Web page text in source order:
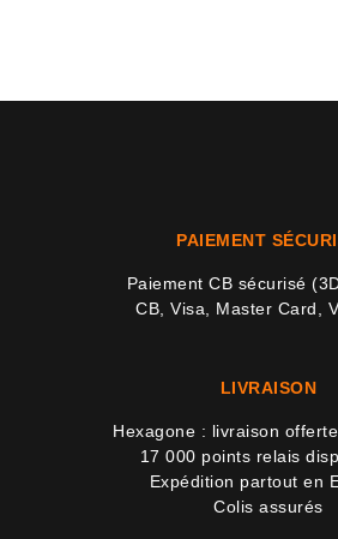
PAIEMENT
Paiement CB sécurisé
CB, Visa, Master Card,
LIVRAISON
Hexagone : livraison
17 000 points relais
Expédition partout en
Colis assurés